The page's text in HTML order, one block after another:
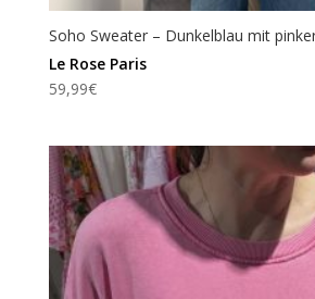
Soho Sweater – Dunkelblau mit
Le Rose Paris
59,99€